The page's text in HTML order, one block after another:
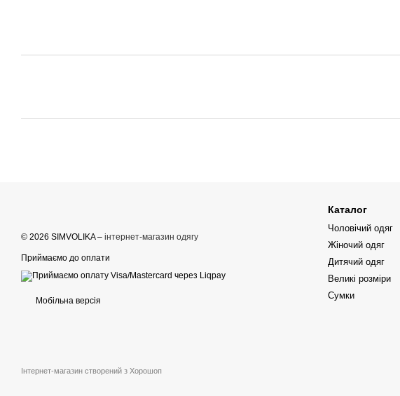
© 2026 SIMVOLIKA – інтернет-магазин одягу
Приймаємо до оплати
Мобільна версія
Інтернет-магазин створений з Хорошоп
Каталог
Чоловічий одяг
Жіночий одяг
Дитячий одяг
Великі розміри
Сумки